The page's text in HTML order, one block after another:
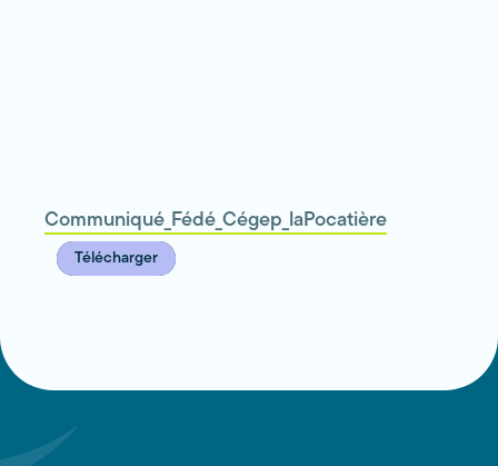
Communiqué_Fédé_Cégep_laPocatière
Télécharger